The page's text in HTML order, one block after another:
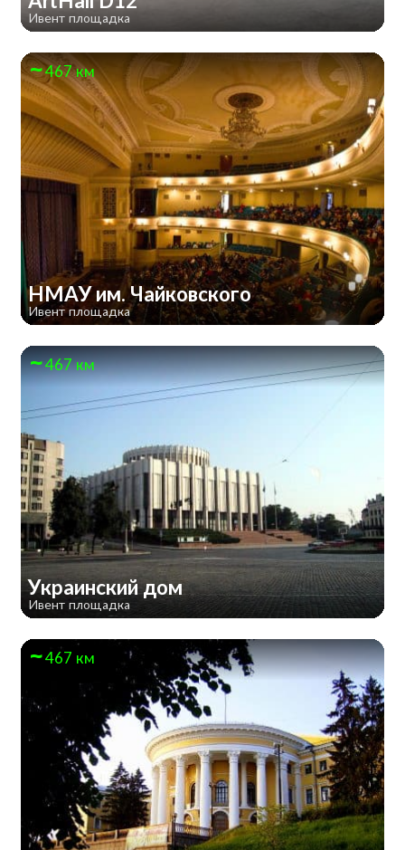
Ивент площадка
467 км
НМАУ им. Чайковского
Ивент площадка
467 км
Украинский дом
Ивент площадка
467 км